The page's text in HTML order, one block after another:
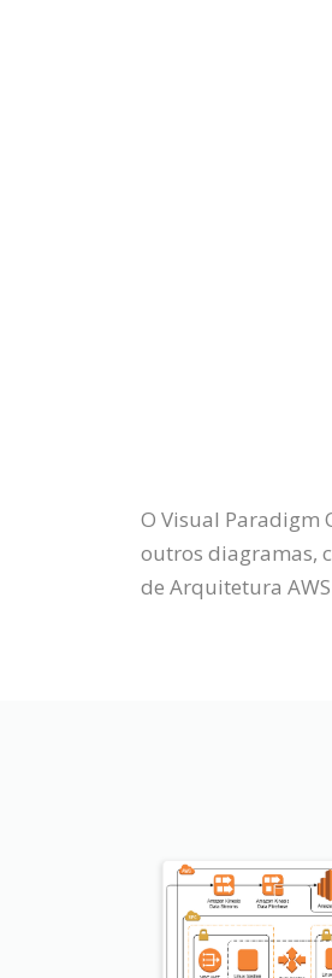
O Visual Paradigm
outros diagramas,
de Arquitetura